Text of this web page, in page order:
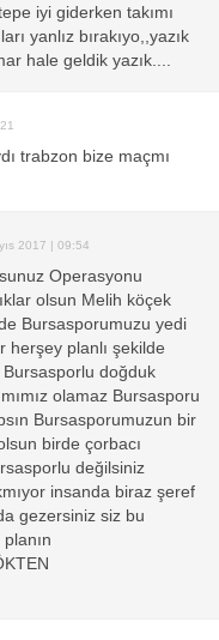
iyi giderken takımı
yanlız bırakıyo,,yazık
hale geldik yazık....
trabzon bize maçmı
2017 | 09:54
Operasyonu
olsun Melih köçek
Bursasporumuzu yedi
herşey planlı şekilde
Bursasporlu doğduk
olamaz Bursasporu
Bursasporumuzun bir
birde çorbacı
değilsiniz
insanda biraz şeref
gezersiniz siz bu